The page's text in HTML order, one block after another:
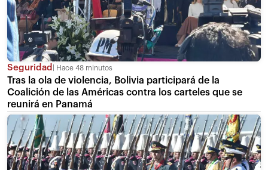
Seguridad Hace 48 minutos
Tras la ola de violencia, Bolivia participará de la
Coalición de las Américas contra los carteles que se
reunirá en Panamá